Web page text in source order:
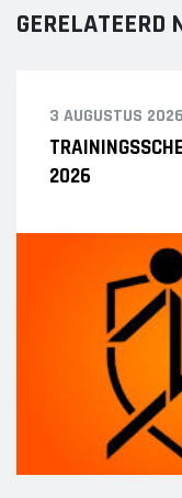
GERELATEERD
3 AUGUSTUS 2026
2026